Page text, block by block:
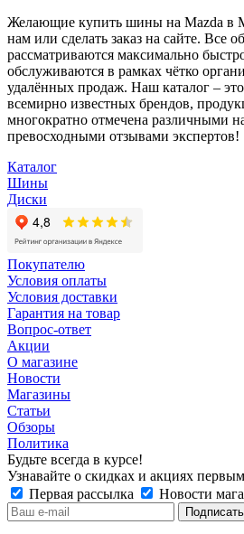
Желающие купить шины на Mazda в
нам или сделать заказ на сайте. Все
рассматриваются максимально
обслуживаются в рамках чётко
удалённых продаж. Наш каталог –
всемирно известных брендов,
многократно отмечена различными
превосходными отзывами экспертов!
Каталог
Шины
Диски
Покупателю
Условия оплаты
Условия доставки
Гарантия на товар
Вопрос-ответ
Акции
О магазине
Новости
Магазины
Статьи
Обзоры
Политика
Будьте всегда в курсе!
Узнавайте о скидках и акциях первым
Первая рассылка
Новости